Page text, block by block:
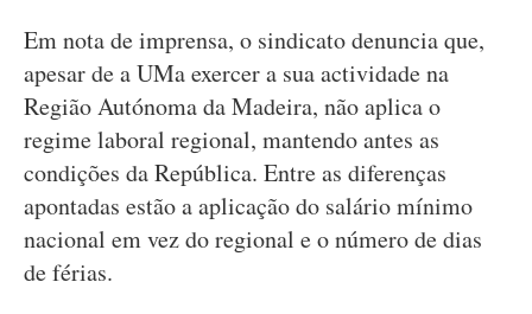
Em nota de imprensa, o sindicato denuncia que,
apesar de a UMa exercer a sua actividade na
Região Autónoma da Madeira, não aplica o
regime laboral regional, mantendo antes as
condições da República. Entre as diferenças
apontadas estão a aplicação do salário mínimo
nacional em vez do regional e o número de dias
de férias.